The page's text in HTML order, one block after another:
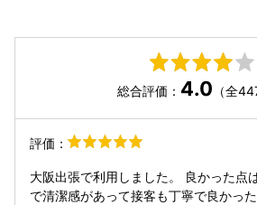
総合評価： 4.0 （全
評価：
大阪出張で利用しました。 良かった点はフロントはオシャレ
で清潔感があって接客も丁寧で良かっ